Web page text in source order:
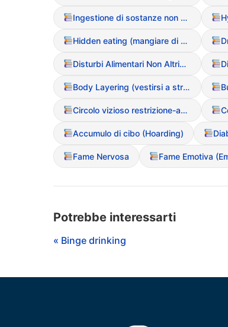
Ingestione di sostanze non alimentari (Pica)
Hidden eating (mangiare di nascosto)
Disturbi Alimentari Non Altrimenti Specificati (NAS / EDNOS)
Body Layering (vestirsi a strati per nascondere le forme)
Circolo vizioso restrizione-abbuffata
Accumulo di cibo (Hoarding)
Fame Nervosa
Potrebbe interessarti
« Binge drinking